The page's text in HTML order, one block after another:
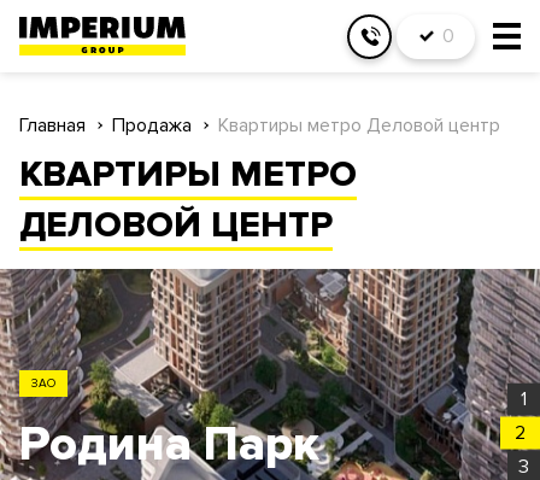
0
Главная Продажа Квартиры метро Деловой центр
КВАРТИРЫ МЕТРО
ДЕЛОВОЙ ЦЕНТР
1
2
3
ЗАО
Родина Парк